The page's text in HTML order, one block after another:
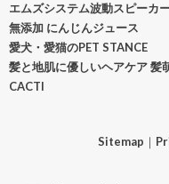
エムズシステム波動スピーカ
無添加 にんじんジュース
愛犬・愛猫のPET STANCE
髪と地肌に優しいヘアケア 髪
CACTI
Sitemap ｜